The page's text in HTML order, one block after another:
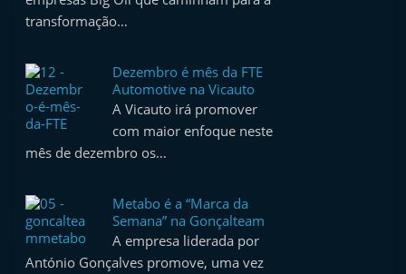
transformação…
Dezembro é mês da FTE
Automotive na Vicauto
A Vicauto irá promover
com maior enfoque neste
mês de dezembro os…
Metabo é a “Marca da
Semana” na Gonçalteam
A empresa liderada por
António Gonçalves promove, uma vez